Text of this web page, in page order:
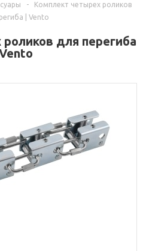
-
Комплект четырех роликов
| Vento
для перегиба
Vento